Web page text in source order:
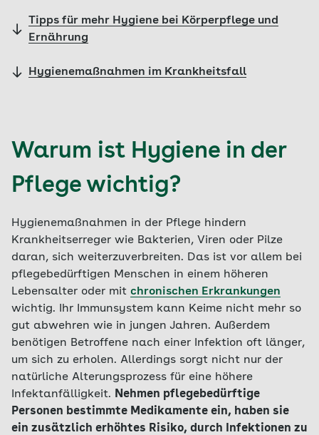
Tipps für mehr Hygiene bei Körperpflege und
Ernährung
Hygienemaßnahmen im Krankheitsfall
Warum ist Hygiene in der
Pflege wichtig?
Hygienemaßnahmen in der Pflege hindern
Krankheitserreger wie Bakterien, Viren oder Pilze
daran, sich weiterzuverbreiten. Das ist vor allem bei
pflegebedürftigen Menschen in einem höheren
Lebensalter oder mit chronischen Erkrankungen
wichtig. Ihr Immunsystem kann Keime nicht mehr so
gut abwehren wie in jungen Jahren. Außerdem
benötigen Betroffene nach einer Infektion oft länger,
um sich zu erholen. Allerdings sorgt nicht nur der
natürliche Alterungsprozess für eine höhere
Infektanfälligkeit. Nehmen pflegebedürftige
Personen bestimmte Medikamente ein, haben sie
ein zusätzlich erhöhtes Risiko, durch Infektionen zu